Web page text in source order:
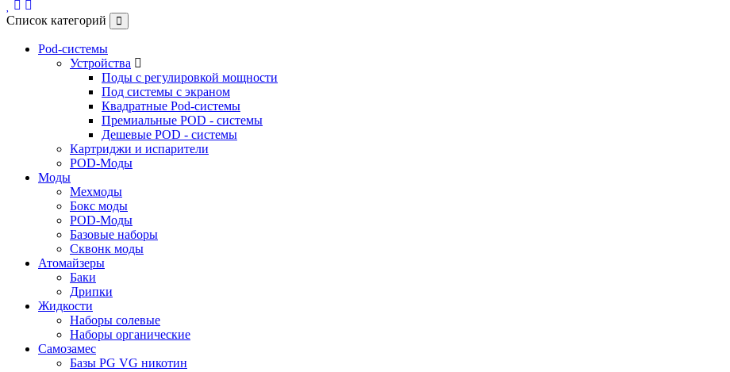
Список категорий
Pod-системы
Устройства
Поды с регулировкой мощности
Под системы с экраном
Квадратные Pod-системы
Премиальные POD - системы
Дешевые POD - системы
Картриджи и испарители
POD-Моды
Моды
Мехмоды
Бокс моды
POD-Моды
Базовые наборы
Сквонк моды
Атомайзеры
Баки
Дрипки
Жидкости
Наборы солевые
Наборы органические
Самозамес
Базы PG VG никотин